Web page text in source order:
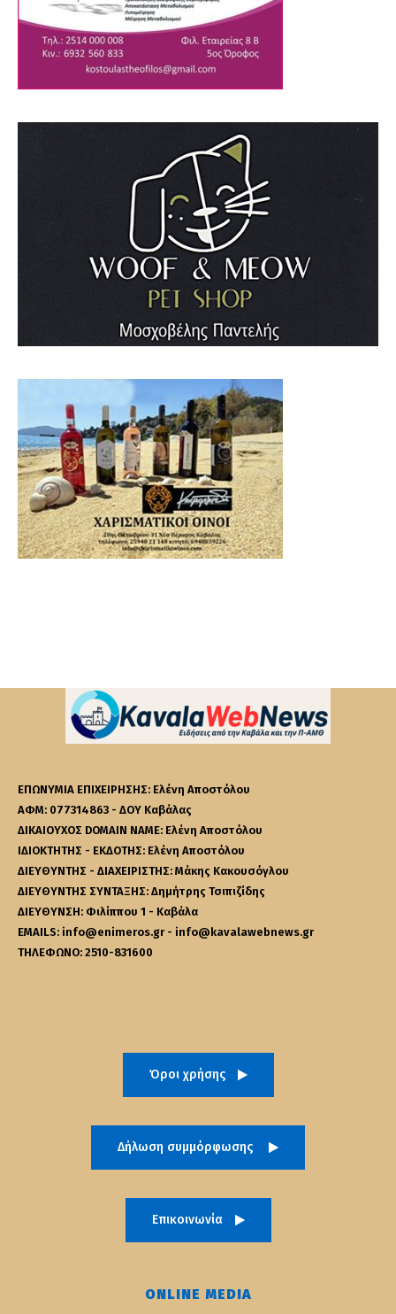
ΕΠΩΝΥΜΙΑ ΕΠΙΧΕΙΡΗΣΗΣ: Ελένη Αποστόλου
ΑΦΜ: 077314863 - ΔΟΥ Καβάλας
ΔΙΚΑΙΟΥΧΟΣ DOMAIN NAME: Ελένη Αποστόλου
ΙΔΙΟΚΤΗΤΗΣ - ΕΚΔΟΤΗΣ: Ελένη Αποστόλου
ΔΙΕΥΘΥΝΤΗΣ - ΔΙΑΧΕΙΡΙΣΤΗΣ: Μάκης Κακουσόγλου
ΔΙΕΥΘΥΝΤΗΣ ΣΥΝΤΑΞΗΣ: Δημήτρης Τσιπιζίδης
ΔΙΕΥΘΥΝΣΗ: Φιλίππου 1 - Καβάλα
EMAILS: info@enimeros.gr - info@kavalawebnews.gr
ΤΗΛΕΦΩΝΟ: 2510-831600
Όροι χρήσης
Δήλωση συμμόρφωσης
Επικοινωνία
ONLINE MEDIA